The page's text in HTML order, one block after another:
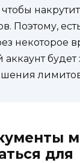
Поэтому,
некоторое
будет
для